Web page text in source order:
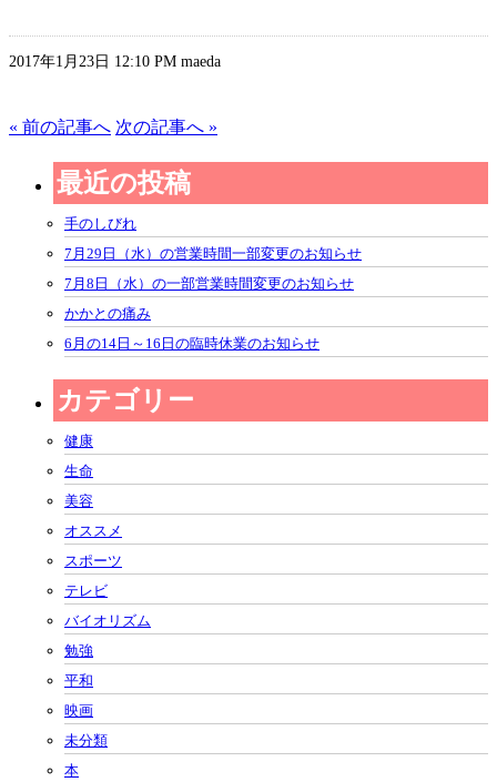
2017年1月23日 12:10 PM maeda
« 前の記事へ 次の記事へ »
最近の投稿
手のしびれ
7月29日（水）の営業時間一部変更のお知らせ
7月8日（水）の一部営業時間変更のお知らせ
かかとの痛み
6月の14日～16日の臨時休業のお知らせ
カテゴリー
健康
生命
美容
オススメ
スポーツ
テレビ
バイオリズム
勉強
平和
映画
未分類
本